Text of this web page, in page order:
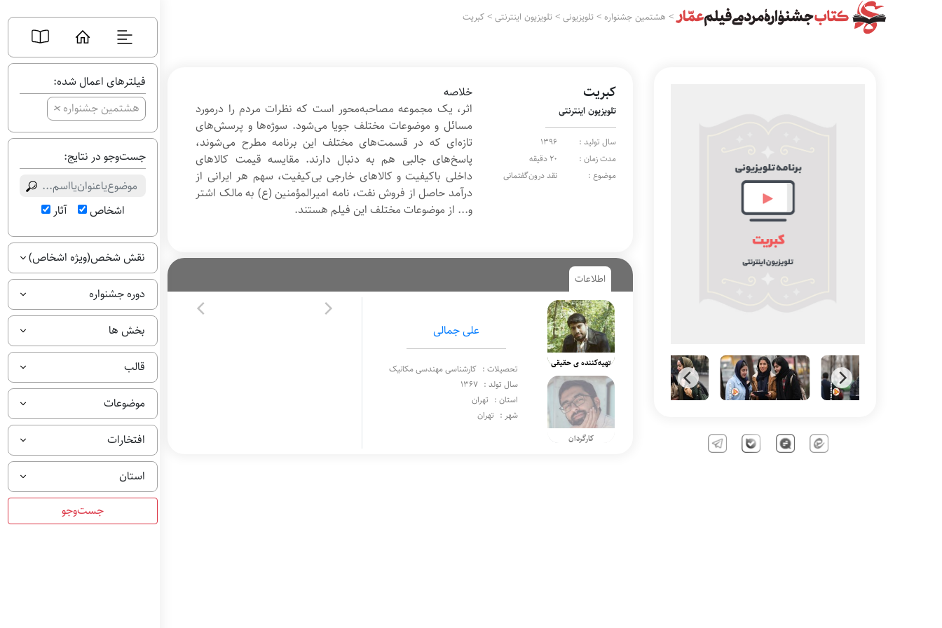
فیلترهای اعمال شده:
هشتمین جشنواره+
جست‌وجو در نتایج:
اشخاص آثار
نقش شخص(ویژه اشخاص)
دوره جشنواره
بخش ها
قالب
موضوعات
افتخارات
استان
> هشتمین جشنواره >تلویزیونی >تلویزیون اینترنتی >کبریت
کبریت
تلویزیون اینترنتی
سال تولید :
1396
مدت زمان :
20 دقیقه
موضوع :
نقد درون‌گفتمانی
خلاصه
اثر، یک مجموعه مصاحبه‌محور است که نظرات مردم را درمورد
مسائل و موضوعات مختلف جویا می‌شود. سوژه‌ها و پرسش‌های
تازه‌ای که در قسمت‌های مختلف این برنامه مطرح می‌شوند،
پاسخ‌های جالبی هم به دنبال دارند. مقایسه قیمت کالاهای
داخلی باکیفیت و کالاهای خارجی بی‌کیفیت، سهم هر ایرانی از
درآمد حاصل از فروش نفت، نامه امیرالمؤمنین (ع) به مالک اشتر
و... از موضوعات مختلف این فیلم هستند.
اطلاعات
تهیه‌کننده ی حقیقی
کارگردان
علی جمالی
تحصیلات : کارشناسی مهندسی مکانیک
سال تولد : 1367
استان : تهران
شهر : تهران